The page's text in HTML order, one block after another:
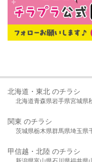
北海道・東北 のチラシ
北海道青森県岩手県宮城県
関東 のチラシ
茨城県栃木県群馬県埼玉県
甲信越・北陸 のチラシ